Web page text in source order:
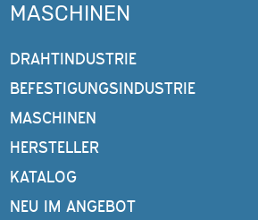
MASCHINEN
DRAHTINDUSTRIE
BEFESTIGUNGSINDUSTRIE
MASCHINEN
HERSTELLER
KATALOG
NEU IM ANGEBOT